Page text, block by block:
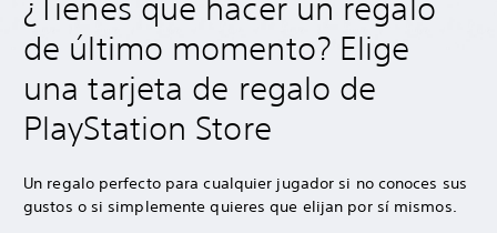
¿Tienes que hacer un regalo
de último momento? Elige
una tarjeta de regalo de
PlayStation Store
Un regalo perfecto para cualquier jugador si no conoces sus
gustos o si simplemente quieres que elijan por sí mismos.